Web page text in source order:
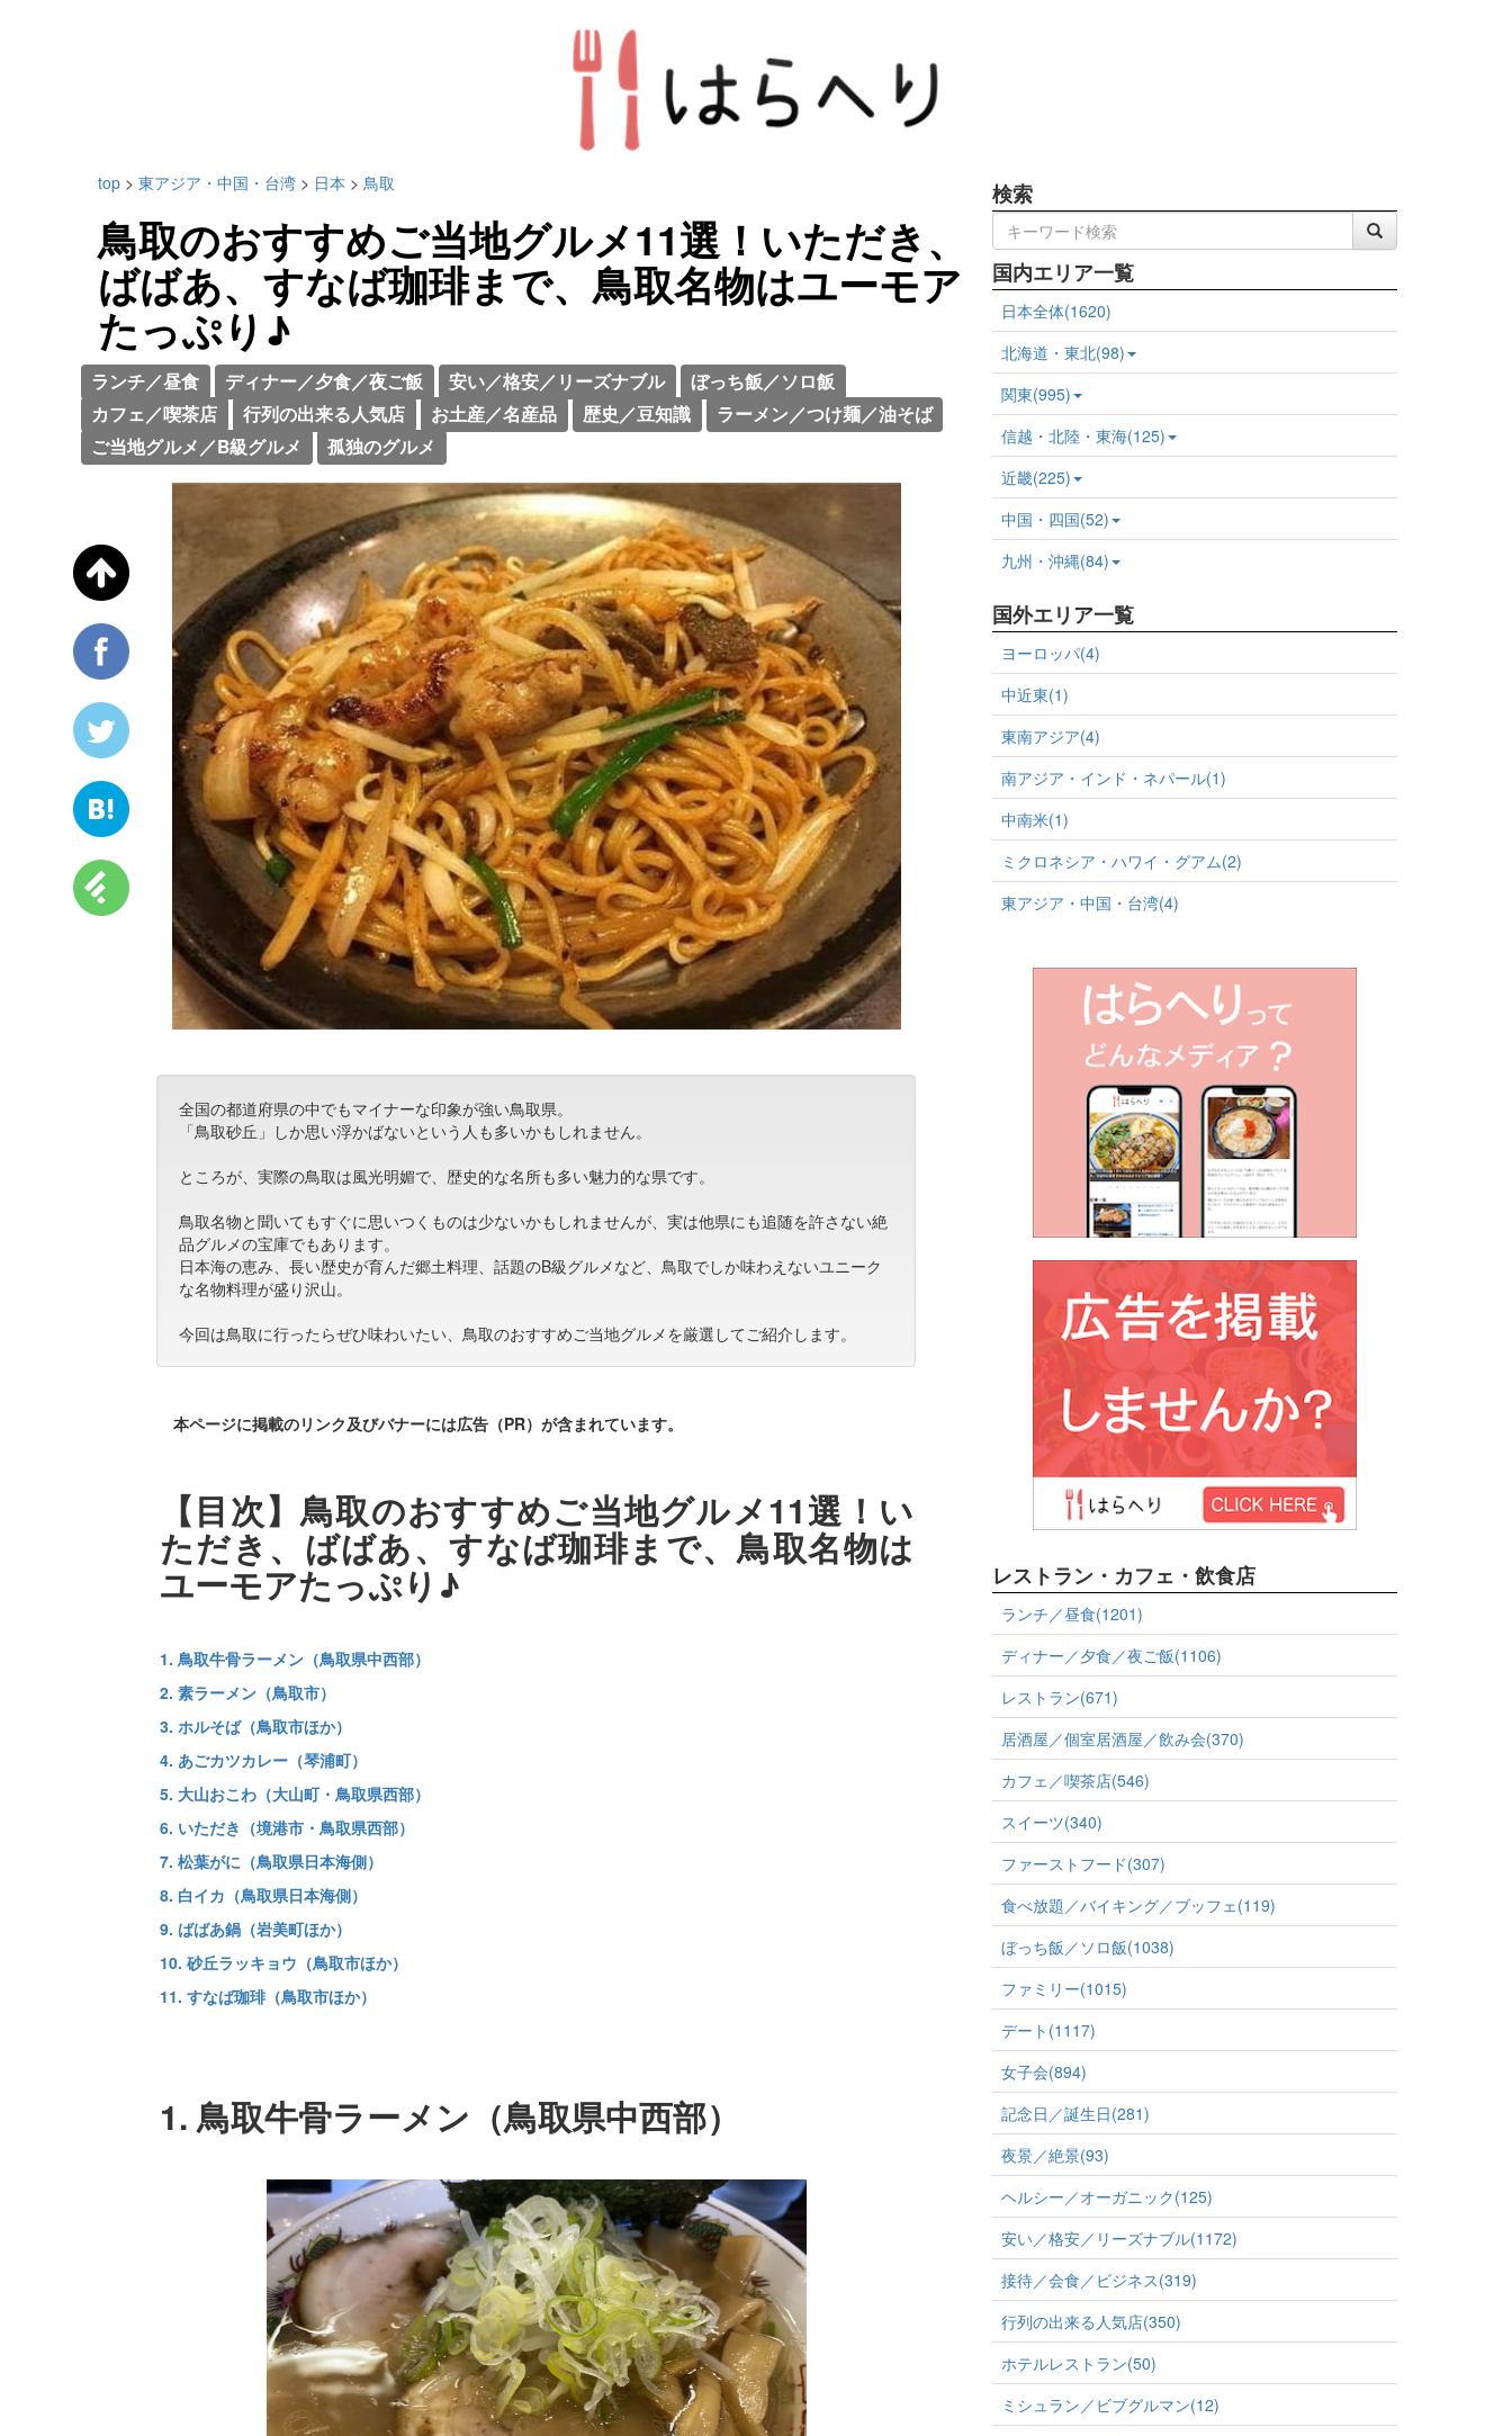
top > 東アジア・中国・台湾 > 日本 > 鳥取
鳥取のおすすめご当地グルメ11選！いただき、
ばばあ、すなば珈琲まで、鳥取名物はユーモア
たっぷり♪
ランチ／昼食 ディナー／夕食／夜ご飯 安い／格安／リーズナブル
ぼっち飯／ソロ飯
カフェ／喫茶店
行列の出来る人気店 お土産／名産品 歴史／豆知識
ラーメン／つけ麺／油そば
ご当地グルメ／B級グルメ
孤独のグルメ
全国の都道府県の中でもマイナーな印象が強い鳥取県。
「鳥取砂丘」しか思い浮かばないという人も多いかもしれません。
ところが、実際の鳥取は風光明媚で、歴史的な名所も多い魅力的な県です。
鳥取名物と聞いてもすぐに思いつくものは少ないかもしれませんが、実は他県にも追随を許さない絶
品グルメの宝庫でもあります。
日本海の恵み、長い歴史が育んだ郷土料理、話題のB級グルメなど、鳥取でしか味わえないユニーク
な名物料理が盛り沢山。
今回は鳥取に行ったらぜひ味わいたい、鳥取のおすすめご当地グルメを厳選してご紹介します。
本ページに掲載のリンク及びバナーには広告（PR）が含まれています。
【目次】鳥取のおすすめご当地グルメ11選！い
ただき、ばばあ、すなば珈琲まで、鳥取名物は
ユーモアたっぷり♪
1. 鳥取牛骨ラーメン（鳥取県中西部）
2. 素ラーメン（鳥取市）
3. ホルそば（鳥取市ほか）
4. あごカツカレー（琴浦町）
5. 大山おこわ（大山町・鳥取県西部）
6. いただき（境港市・鳥取県西部）
7. 松葉がに（鳥取県日本海側）
8. 白イカ（鳥取県日本海側）
9. ばばあ鍋（岩美町ほか）
10. 砂丘ラッキョウ（鳥取市ほか）
11. すなば珈琲（鳥取市ほか）
1. 鳥取牛骨ラーメン（鳥取県中西部）
検索
国内エリア一覧
日本全体(1620)
北海道・東北(98)
関東(995)
信越・北陸・東海(125)
近畿(225)
中国・四国(52)
九州・沖縄(84)
国外エリア一覧
ヨーロッパ(4)
中近東(1)
東南アジア(4)
南アジア・インド・ネパール(1)
中南米(1)
ミクロネシア・ハワイ・グアム(2)
東アジア・中国・台湾(4)
レストラン・カフェ・飲食店
ランチ／昼食(1201)
ディナー／夕食／夜ご飯(1106)
レストラン(671)
居酒屋／個室居酒屋／飲み会(370)
カフェ／喫茶店(546)
スイーツ(340)
ファーストフード(307)
食べ放題／バイキング／ブッフェ(119)
ぼっち飯／ソロ飯(1038)
ファミリー(1015)
デート(1117)
女子会(894)
記念日／誕生日(281)
夜景／絶景(93)
ヘルシー／オーガニック(125)
安い／格安／リーズナブル(1172)
接待／会食／ビジネス(319)
行列の出来る人気店(350)
ホテルレストラン(50)
ミシュラン／ビブグルマン(12)